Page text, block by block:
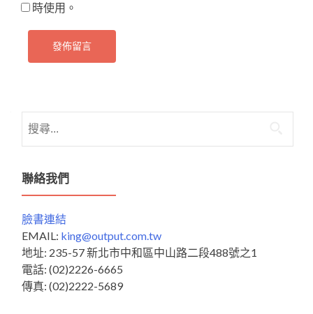
時使用。
尋
鍵
字:
聯絡我們
臉書連結
EMAIL: king@output.com.tw
地址: 235-57 新北市中和區中山路二段488號之1
電話: (02)2226-6665
傳真: (02)2222-5689